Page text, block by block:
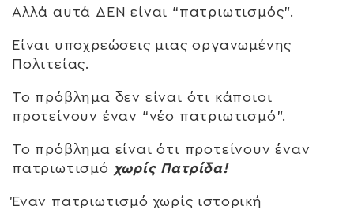
Αλλά αυτά ΔΕΝ είναι “πατριωτισμός”.
Είναι υποχρεώσεις μιας οργανωμένης
Πολιτείας.
Το πρόβλημα δεν είναι ότι κάποιοι
προτείνουν έναν “νέο πατριωτισμό”.
Το πρόβλημα είναι ότι προτείνουν έναν
πατριωτισμό χωρίς Πατρίδα!
Έναν πατριωτισμό χωρίς ιστορική